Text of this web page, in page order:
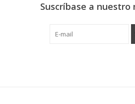
Suscríbase a